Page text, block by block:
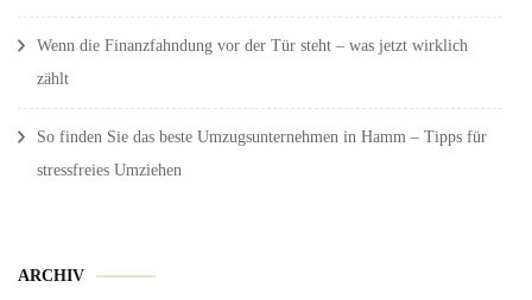
Wenn die Finanzfahndung vor der Tür steht – was jetzt wirklich
zählt
So finden Sie das beste Umzugsunternehmen in Hamm – Tipps für
stressfreies Umziehen
ARCHIV